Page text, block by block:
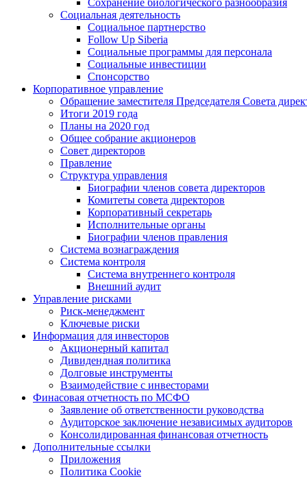
Сохранение биологического разнообразия
Социальная деятельность
Социальное партнерство
Follow Up Siberia
Социальные программы для персонала
Социальные инвестиции
Спонсорство
Корпоративное управление
Обращение заместителя Председателя Совета
Итоги 2019 года
Планы на 2020 год
Общее собрание акционеров
Совет директоров
Правление
Структура управления
Биографии членов совета директоров
Комитеты совета директоров
Корпоративный секретарь
Исполнительные органы
Биографии членов правления
Система вознаграждения
Система контроля
Система внутреннего контроля
Внешний аудит
Управление рисками
Риск-менеджмент
Ключевые риски
Информация для инвесторов
Акционерный капитал
Дивидендная политика
Долговые инструменты
Взаимодействие с инвеcторами
Финасовая отчетность по МСФО
Заявление об ответственности руководства
Аудиторское заключение независимых аудиторов
Консолидированная финансовая отчетность
Дополнительные ссылки
Приложения
Политика Cookie